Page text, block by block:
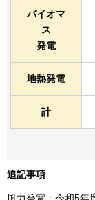
バイオマ
ス
発電
地熱発電
計
追記事項